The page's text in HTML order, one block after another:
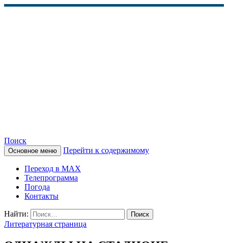
КАМЧАТСКОЕ
ИНФОРМАЦИОННОЕ
АГЕНТСТВО (КИА
«ВЕСТИ»)
Поиск
Основное меню Перейти к содержимому
Переход в MAX
Телепрограмма
Погода
Контакты
Найти:
Литературная страница